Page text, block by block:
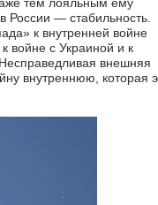
тем лояльным ему
России — стабильность.
к внутренней войне
войне с Украиной и к
внешняя
внутреннюю, которая